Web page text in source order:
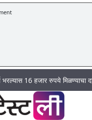
हजार रुपये मिळण्याचा दावा पूर्णपणे